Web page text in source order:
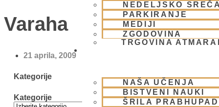
NEDELJSKO
PARKIRANJE
MEDIJI
ZGODOVINA
TRGOVINA
NAŠA UČENJA
BISTVENI NAUKI
ŠRILA
Varaha
21 aprila, 2009
Kategorije
Kategorije